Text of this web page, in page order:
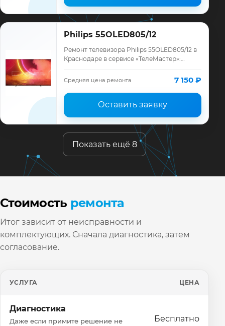
Philips 55OLED805/12
Ремонт телевизора Philips 55OLED805/12 в
Краснодаре в сервисе «ТелеМастер»:
ремонта, запчасти и гарантия до 12
месяце…
Средняя цена ремонта 7 150 ₽
Оставить заявку
Показать ещё 8
Стоимость ремонта
Итог зависит от неисправности и
комплектующих. Сначала диагностика, затем
согласование.
УСЛУГА ЦЕНА
Диагностика
Даже если примите решение не
Бесплатно